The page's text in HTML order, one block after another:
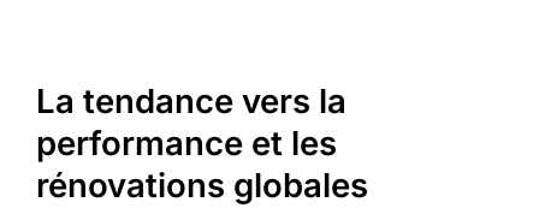
La tendance vers la
performance et les
rénovations globales